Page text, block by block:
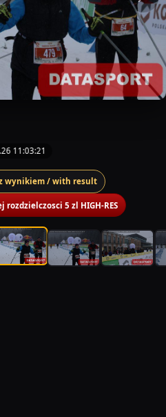
11:03:21
wynikiem / with result
5 zl HIGH-RES